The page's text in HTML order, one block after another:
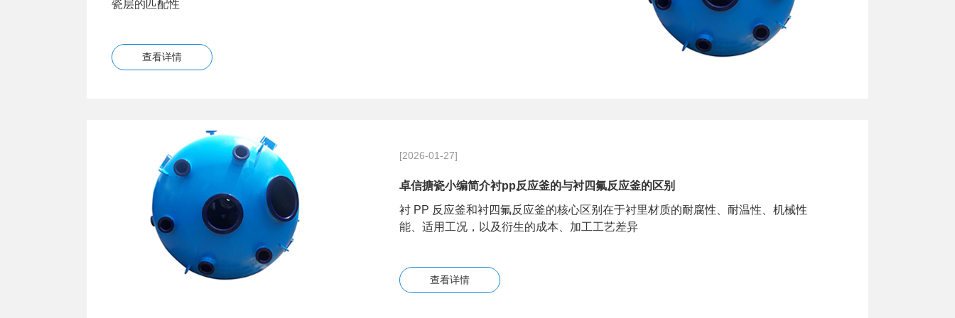
瓷层的匹配性
查看详情
[2026-01-27]
卓信搪瓷小编简介衬pp反应釜的与衬四氟反应釜的区别
衬 PP 反应釜和衬四氟反应釜的核心区别在于衬里材质的耐腐性、耐温性、机械性
能、适用工况，以及衍生的成本、加工工艺差异
查看详情